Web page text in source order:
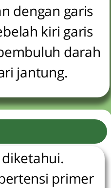
dengan garis
kiri garis
darah
jantung.
primer